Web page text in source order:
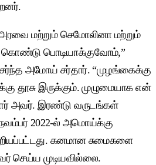
மற்றும் செமோலினா மற்றும்
பொடியாக்குவோம்,”
அமோய் சர்தார். “முழங்கைக்கு
தூசு இருக்கும். முழுமையாக என்
அவர். இரண்டு வருடங்கள்
நவம்பர் 2022-ல் அமொய்க்கு
கனமான சுமைகளை
செய்ய முடியவில்லை.